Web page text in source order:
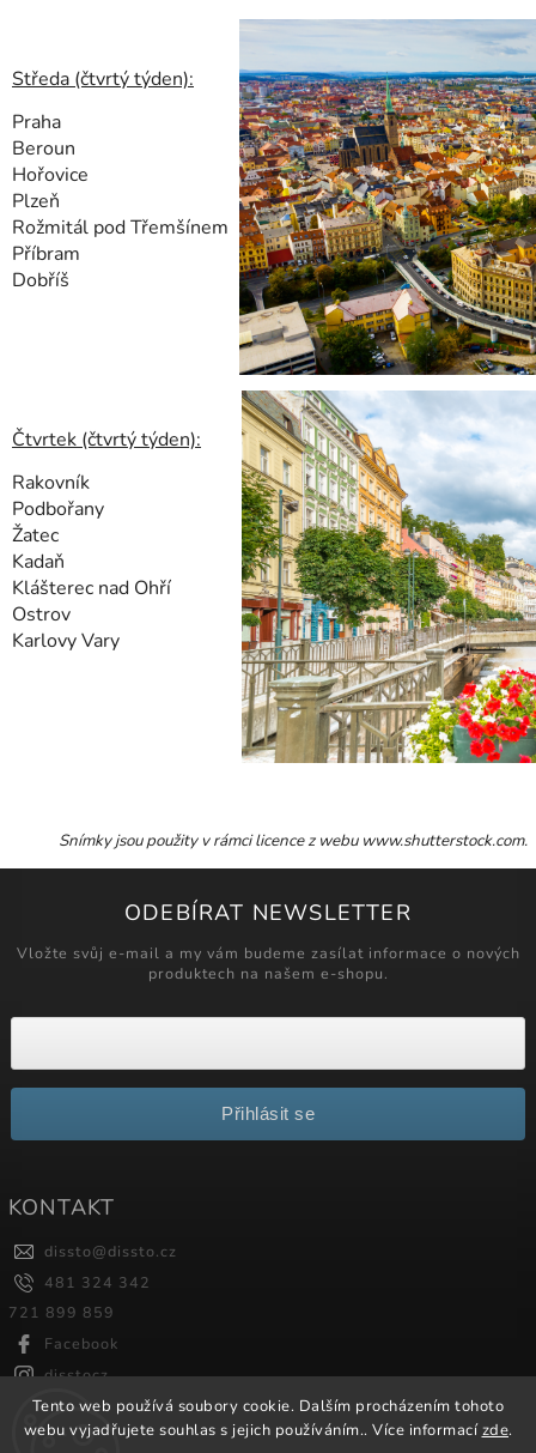
Tento web používá soubory cookie. Dalším procházením tohoto
webu vyjadřujete souhlas s jejich používáním.. Více informacízde.
Středa (čtvrtý týden):
Praha
Beroun
Hořovice
Plzeň
Rožmitál pod Třemšínem
Příbram
Dobříš
Čtvrtek (čtvrtý týden):
Rakovník
Podbořany
Žatec
Kadaň
Klášterec nad Ohří
Ostrov
Karlovy Vary
Snímky jsou použity v rámci licence z webu www.shutterstock.com.
ODEBÍRAT NEWSLETTER
Vložte svůj e-mail a my vám budeme zasílat informace o nových
produktech na našem e-shopu.
Přihlásit se
KONTAKT
dissto@dissto.cz
481 324 342
721 899 859
Facebook
disstocz